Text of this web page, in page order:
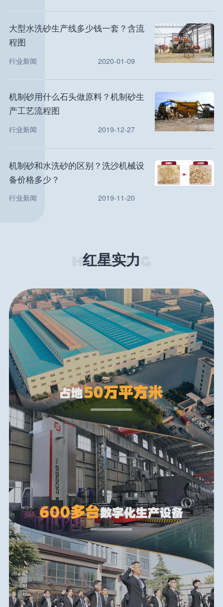
大型水洗砂生产线多少钱一套？含流
程图
行业新闻 2020-01-09
机制砂用什么石头做原料？机制砂生
产工艺流程图
行业新闻 2019-12-27
机制砂和水洗砂的区别？洗沙机械设
备价格多少？
行业新闻 2019-11-20
红星实力